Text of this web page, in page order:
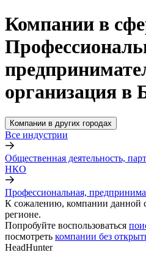
Компании в
организация в
Компании в других городах
Все индустрии
Общественная деятельность,
НКО
Профессиональная,
К сожалению, компании данной
регионе.
Попробуйте воспользоваться
посмотреть компании без
HeadHunter